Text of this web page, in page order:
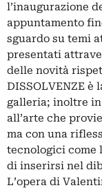
l’inaugurazione
appuntamento
sguardo su temi
presentati
delle novità
DISSOLVENZE
galleria; inoltre
all’arte che
ma con una
tecnologici come
di inserirsi nel
L’opera di